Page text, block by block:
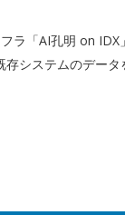
ラ「AI孔明 on IDX
システムのデータ